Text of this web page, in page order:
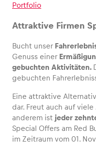
Portfolio
Attraktive Firmen
Bucht unser
Genuss einer
gebuchten Aktivitäten.
gebuchten
Eine attraktive
dar. Freut auch auf
anderem ist jeder
Special Offers am Red
im Zeitraum vom 01.